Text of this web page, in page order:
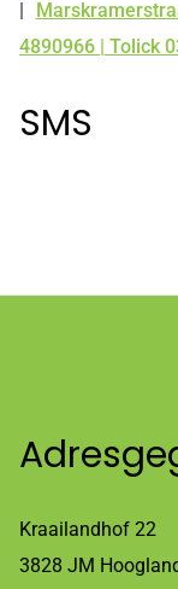
Tel:
4890966 | Tolick
SMS
Kraailandhof 22
3828 JM